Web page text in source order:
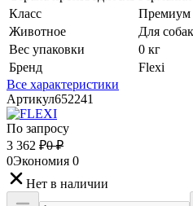
Класс
Премиум
Животное
Для собак
Вес упаковки
0 кг
Бренд
Flexi
Все характеристики
Артикул652241
По запросу
3 362 ₽0 ₽
0Экономия 0
Нет в наличии